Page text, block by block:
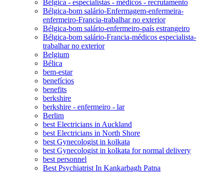
Bélgica - especialistas - médicos - recrutamento
Bélgica-bom salário-Enfermagem-enfermeira-
enfermeiro-Francia-trabalhar no exterior
Bélgica-bom salário-enfermeiro-país estrangeiro
Bélgica-bom salário-Francia-médicos especialista-
trabalhar no exterior
Belgium
Bélica
bem-estar
benefícios
benefits
berkshire
berkshire - enfermeiro - lar
Berlim
best Electricians in Auckland
best Electricians in North Shore
best Gynecologist in kolkata
best Gynecologist in kolkata for normal delivery
best personnel
Best Psychiatrist In Kankarbagh Patna